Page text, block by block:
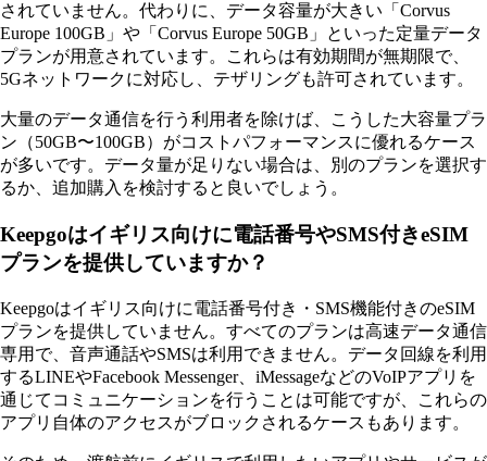
されていません。代わりに、データ容量が大きい「Corvus
Europe 100GB」や「Corvus Europe 50GB」といった定量データ
プランが用意されています。これらは有効期間が無期限で、
5Gネットワークに対応し、テザリングも許可されています。
大量のデータ通信を行う利用者を除けば、こうした大容量プラ
ン（50GB〜100GB）がコストパフォーマンスに優れるケース
が多いです。データ量が足りない場合は、別のプランを選択す
るか、追加購入を検討すると良いでしょう。
Keepgoはイギリス向けに電話番号やSMS付きeSIM
プランを提供していますか？
Keepgoはイギリス向けに電話番号付き・SMS機能付きのeSIM
プランを提供していません。すべてのプランは高速データ通信
専用で、音声通話やSMSは利用できません。データ回線を利用
するLINEやFacebook Messenger、iMessageなどのVoIPアプリを
通じてコミュニケーションを行うことは可能ですが、これらの
アプリ自体のアクセスがブロックされるケースもあります。